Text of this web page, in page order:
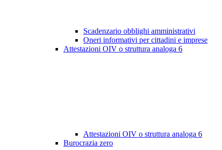
Scadenzario obblighi amministrativi
Oneri informativi per cittadini e imprese
Attestazioni OIV o struttura analoga 6
Attestazioni OIV o struttura analoga 6
Burocrazia zero